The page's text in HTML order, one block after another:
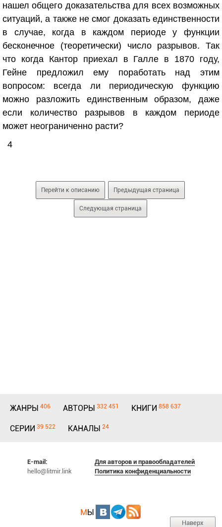
нашел общего доказательства для всех возможных
ситуаций, а также не смог доказать единственности
в случае, когда в каждом периоде у функции
бесконечное (теоретически) число разрывов. Так
что когда Кантор приехал в Галле в 1870 году,
Гейне предложил ему поработать над этим
вопросом: всегда ли периодическую функцию
можно разложить единственным образом, даже
если количество разрывов в каждом периоде
может неограниченно расти?
4
Перейти к описанию Предыдущая страница
Следующая страница
ЖАНРЫ 406 АВТОРЫ 332 451 КНИГИ 858 637
СЕРИИ 39 522 КАНАЛЫ 24
E-mail:
hello@litmir.link
Для авторов и правообладателей
Политика конфиденциальности
МЫ
Наверх